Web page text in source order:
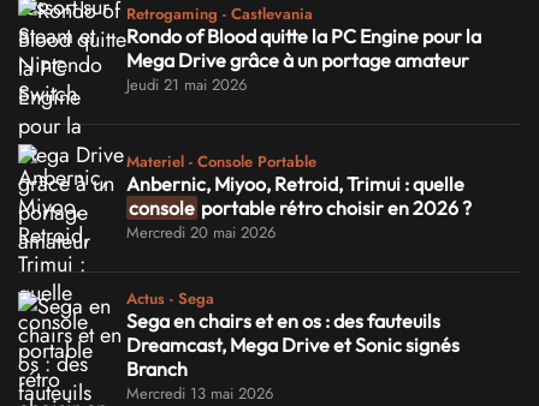
Retrogaming - Castlevania
Rondo of Blood quitte la PC Engine pour la
Mega Drive grâce à un portage amateur
Jeudi 21 mai 2026
Materiel - Console Portable
Anbernic, Miyoo, Retroid, Trimui : quelle
console portable rétro choisir en 2026 ?
Mercredi 20 mai 2026
Actus - Sega
Sega en chairs et en os : des fauteuils
Dreamcast, Mega Drive et Sonic signés
Branch
Mercredi 13 mai 2026